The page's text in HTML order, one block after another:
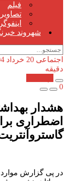
فیلم
تصاویر
شهروند
اجتماعی 20 خرداد 1404 - 1 سال پیش
دقیقه
0
هشدار
اضطراری
در پی گزارش